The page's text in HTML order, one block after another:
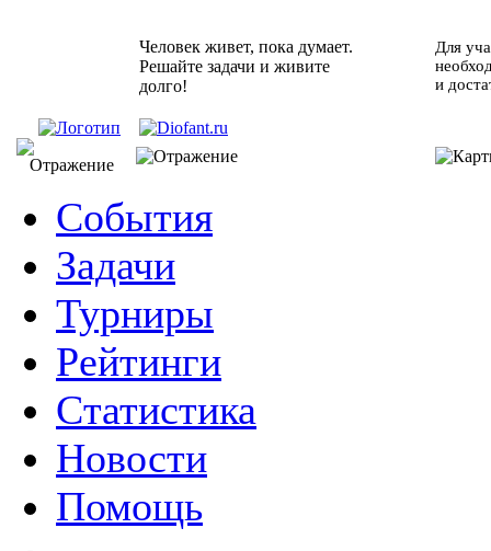
Человек живет, пока думает.
Решайте задачи и живите
долго!
Для
и
События
Задачи
Турниры
Рейтинги
Статистика
Новости
Помощь